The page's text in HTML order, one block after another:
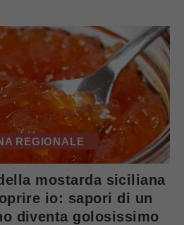
REGIONALE
mostarda siciliana
io: sapori di un
diventa golosissimo